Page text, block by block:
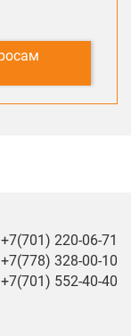
+7(701) 220-06-71
+7(778) 328-00-10
+7(701) 552-40-40